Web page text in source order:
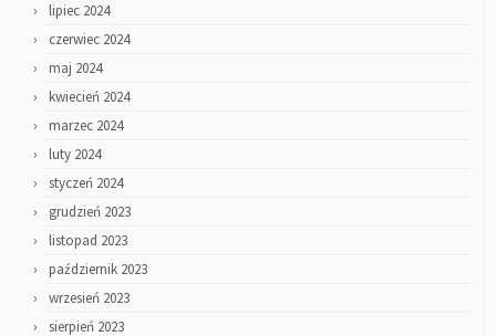
lipiec 2024
czerwiec 2024
maj 2024
kwiecień 2024
marzec 2024
luty 2024
styczeń 2024
grudzień 2023
listopad 2023
październik 2023
wrzesień 2023
sierpień 2023